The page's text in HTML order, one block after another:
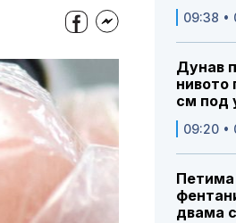
09:38 •
Дунав
нивото
см под
09:20 •
Петима
двама